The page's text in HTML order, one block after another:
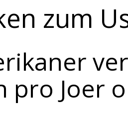
zum
pro Joer